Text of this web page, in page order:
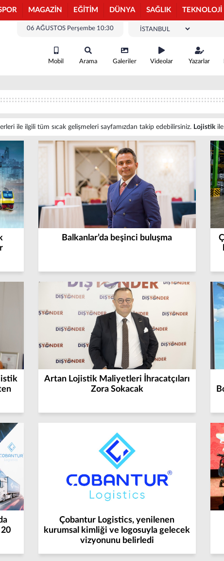
MAGAZİN EĞİTİM DÜNYA SAĞLIK TEKNOLOJİ
06 AĞUSTOS Perşembe 10:30
Mobil Arama Galeriler Videolar Yazarlar
ile ilgili tüm sıcak gelişmeleri sayfamızdan takip edebilirsiniz. Lojistikile
Balkanlar’da beşinci buluşma
Artan Lojistik Maliyetleri İhracatçıları
Zora Sokacak
Çobantur Logistics, yenilenen
kurumsal kimliği ve logosuyla gelecek
vizyonunu belirledi